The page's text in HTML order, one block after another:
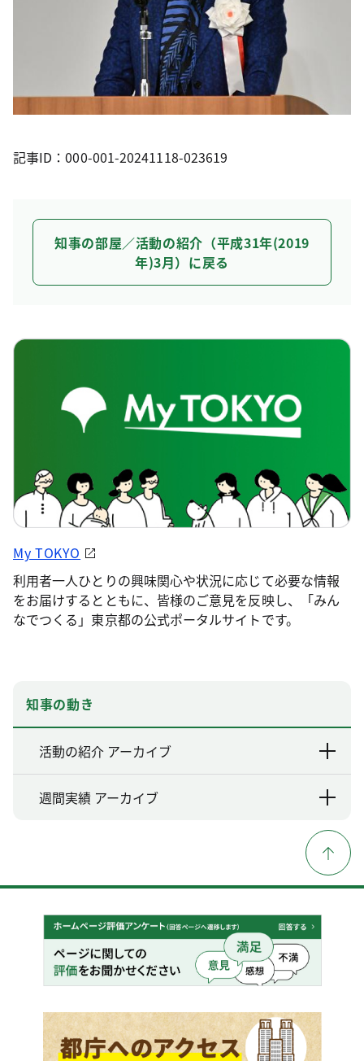
記事ID：000-001-20241118-023619
知事の部屋／活動の紹介（平成31年(2019
年)3月）に戻る
My TOKYO
利用者一人ひとりの興味関心や状況に応じて必要な情報
をお届けするとともに、皆様のご意見を反映し、「みん
なでつくる」東京都の公式ポータルサイトです。
知事の動き
活動の紹介 アーカイブ
週間実績 アーカイブ